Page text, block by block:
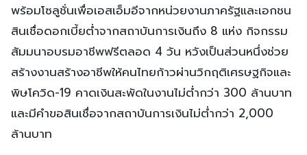
พร้อมโซลูชั่นเพื่อเอสเอ็มอีจากหน่วยงานภาครัฐและเอกชน
สินเชื่อดอกเบี้ยต่ำจากสถาบันการเงินถึง 8 แห่ง กิจกรรม
สัมมนาอบรมอาชีพฟรีตลอด 4 วัน หวังเป็นส่วนหนึ่งช่วย
สร้างงานสร้างอาชีพให้คนไทยก้าวผ่านวิกฤติเศรษฐกิจและ
พิษโควิด-19 คาดเงินสะพัดในงานไม่ต่ำกว่า 300 ล้านบาท
และมีคำขอสินเชื่อจากสถาบันการเงินไม่ต่ำกว่า 2,000
ล้านบาท